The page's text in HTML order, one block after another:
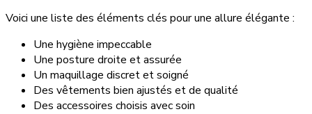
Voici une liste des éléments clés pour une allure élégante :
Une hygiène impeccable
Une posture droite et assurée
Un maquillage discret et soigné
Des vêtements bien ajustés et de qualité
Des accessoires choisis avec soin